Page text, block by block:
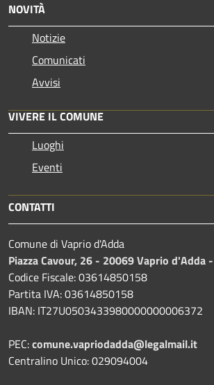
NOVITÀ
Notizie
Comunicati
Avvisi
VIVERE IL COMUNE
Luoghi
Eventi
CONTATTI
Comune di Vaprio d'Adda
Piazza Cavour, 26 - 20069 Vaprio d'Adda
Codice Fiscale: 03614850158
Partita IVA: 03614850158
IBAN: IT27U0503433980000000006372
PEC:comune.vapriodadda@legalmail.it
Centralino Unico: 029094004